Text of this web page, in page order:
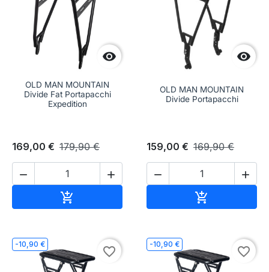

OLD MAN MOUNTAIN
Divide Fat Portapacchi
Expedition
169,00 € 179,90 €
 


OLD MAN MOUNTAIN
Divide Portapacchi
159,00 € 169,90 €
 

-10,90 €
favorite_border
-10,90 €
favorite_border